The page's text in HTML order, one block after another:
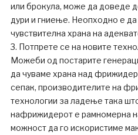
или брокула, може да доведе
дури и гниење. Неопходно е да
чувствителна храна на
3. Потпрете се на новите
Можеби од постарите
да чуваме храна над
сепак, производителите на
технологии за ладење така
нафрижидерот е рамномерна
можност да го искористиме